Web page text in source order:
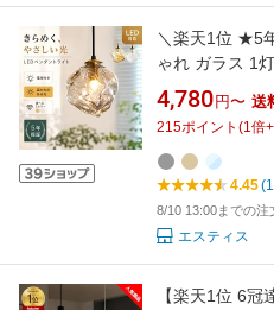
＼楽天1位 ★5
ゃれ ガラス 1
応 ガラス造形
シーリング ダ
ュラル リビン
インテリア レ
4,780 円〜 送
215ポイント (1倍+
4.45
8/10 13:00までの注
エスティス
【楽天1位 6